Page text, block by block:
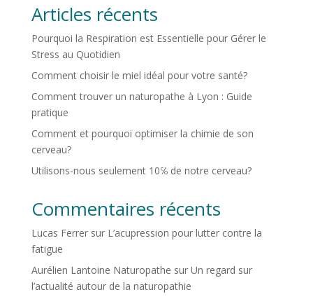
Articles récents
Pourquoi la Respiration est Essentielle pour Gérer le
Stress au Quotidien
Comment choisir le miel idéal pour votre santé?
Comment trouver un naturopathe à Lyon : Guide
pratique
Comment et pourquoi optimiser la chimie de son
cerveau?
Utilisons-nous seulement 10℅ de notre cerveau?
Commentaires récents
Lucas Ferrersur L’acupression pour lutter contre la
fatigue
Aurélien Lantoine Naturopathe sur Un regard sur
l’actualité autour de la naturopathie